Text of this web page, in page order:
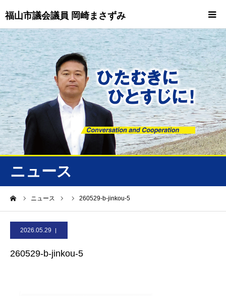
福山市議会議員 岡崎まさずみ
ニュース
ニュース 260529-b-jinkou-5
2026.05.29
260529-b-jinkou-5
HOME
重要情報
プロフィール
ニュース/トピックス
ニュース